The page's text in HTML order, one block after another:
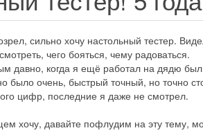
сильно хочу настольный тестер.
чего бояться, чему радоваться.
давно, когда я ещё работал на дядю
было очень, быстрый точный, но точно
цифр, последние я даже не смотрел.
хочу, давайте пофлудим на эту тему,